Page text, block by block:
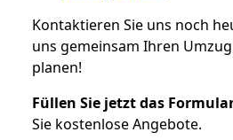
Kontaktieren Sie uns noch
uns gemeinsam Ihren
planen!
Füllen Sie jetzt das
Sie kostenlose Angebote.